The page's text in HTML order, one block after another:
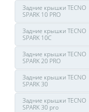
Задние крышки TECNO
SPARK 10 PRO
Задние крышки TECNO
SPARK 10C
Задние крышки TECNO
SPARK 20 PRO
Задние крышки TECNO
SPARK 30
Задние крышки TECNO
SPARK 30 pro